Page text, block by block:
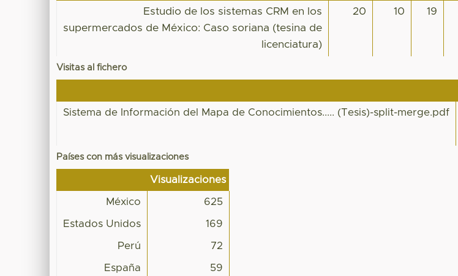
Estudio de los sistemas CRM en los
supermercados de México: Caso soriana (tesina de
licenciatura)
20 10 19
Visitas al fichero
Sistema de Información del Mapa de Conocimientos..... (Tesis)-split-merge.pdf
Países con más visualizaciones
Visualizaciones
México 625
Estados Unidos 169
Perú 72
España 59